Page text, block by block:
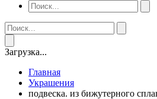
Загрузка...
Главная
Украшения
подвеска. из бижутерного